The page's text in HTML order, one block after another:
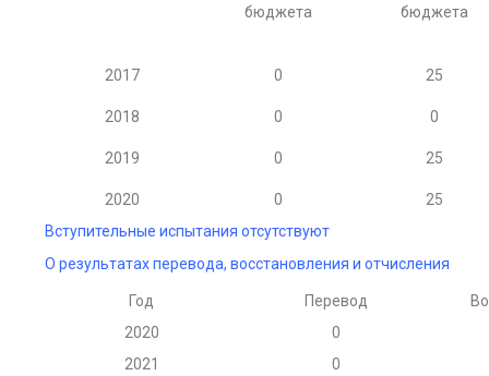
бюджета
бюджета
2017 0 25
2018 0 0
2019 0 25
2020 0
25
Вступительные испытания отсутствуют
О результатах перевода, восстановления и отчисления
Год Перевод
2020
0
2021
0